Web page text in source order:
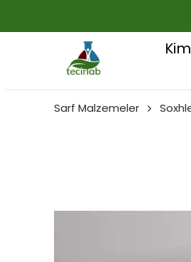
Sarf Malzemeler